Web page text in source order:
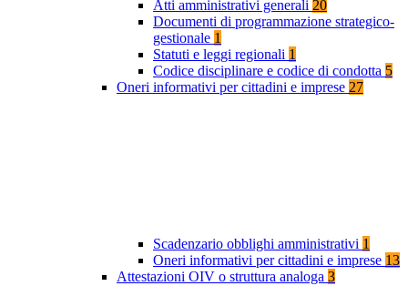
Atti amministrativi generali 20
Documenti di programmazione strategico-
gestionale 1
Statuti e leggi regionali 1
Codice disciplinare e codice di condotta 5
Oneri informativi per cittadini e imprese 27
Scadenzario obblighi amministrativi 1
Oneri informativi per cittadini e imprese 13
Attestazioni OIV o struttura analoga 3